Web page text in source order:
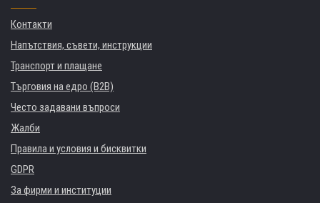
Контакти
Напътствия, съвети, инструкции
Транспорт и плащане
Търговия на едро (B2B)
Често задавани въпроси
Жалби
Правила и условия и бисквитки
GDPR
За фирми и институции